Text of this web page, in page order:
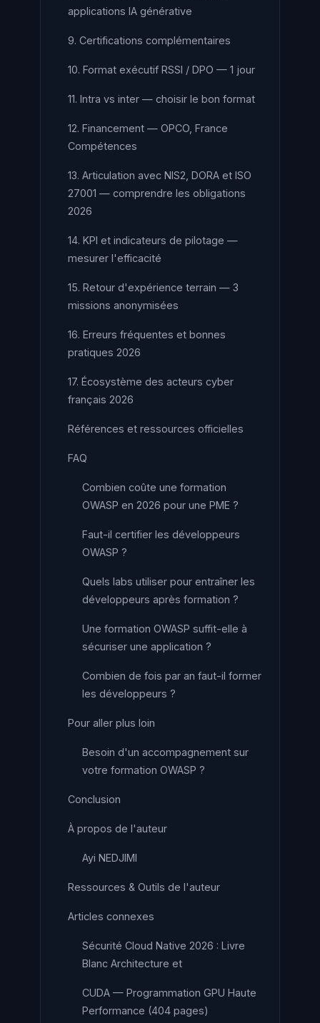
applications IA générative
9. Certifications complémentaires
10. Format exécutif RSSI / DPO — 1 jour
11. Intra vs inter — choisir le bon format
12. Financement — OPCO, France
Compétences
13. Articulation avec NIS2, DORA et ISO
27001 — comprendre les obligations
2026
14. KPI et indicateurs de pilotage —
mesurer l'efficacité
15. Retour d'expérience terrain — 3
missions anonymisées
16. Erreurs fréquentes et bonnes
pratiques 2026
17. Écosystème des acteurs cyber
français 2026
Références et ressources officielles
FAQ
Combien coûte une formation
OWASP en 2026 pour une PME ?
Faut-il certifier les développeurs
OWASP ?
Quels labs utiliser pour entraîner les
développeurs après formation ?
Une formation OWASP suffit-elle à
sécuriser une application ?
Combien de fois par an faut-il former
les développeurs ?
Pour aller plus loin
Besoin d'un accompagnement sur
votre formation OWASP ?
Conclusion
À propos de l'auteur
Ayi NEDJIMI
Ressources & Outils de l'auteur
Articles connexes
Sécurité Cloud Native 2026 : Livre
Blanc Architecture et
CUDA — Programmation GPU Haute
Performance (404 pages)